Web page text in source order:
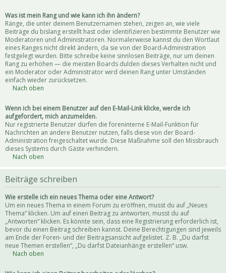
Was ist mein Rang und wie kann ich ihn ändern?
Ränge, die unter deinem Benutzernamen stehen, zeigen an, wie viele
Beiträge du bislang erstellt hast oder identifizieren bestimmte Benutzer wie
Moderatoren und Administratoren. Normalerweise kannst du den Wortlaut
eines Ranges nicht direkt ändern, da sie von der Board-Administration
festgelegt wurden. Bitte schreibe keine sinnlosen Beiträge, nur um deinen
Rang zu erhöhen — die meisten Boards dulden dieses Verhalten nicht und
ein Moderator oder Administrator wird deinen Rang unter Umständen
einfach wieder zurücksetzen.
Nach oben
Wenn ich bei einem Benutzer auf den E-Mail-Link klicke, werde ich
aufgefordert, mich anzumelden.
Nur registrierte Benutzer dürfen die foreninterne E-Mail-Funktion für
Nachrichten an andere Benutzer nutzen, falls diese von der Board-
Administration freigeschaltet wurde. Diese Maßnahme soll den Missbrauch
dieses Systems durch Gäste verhindern.
Nach oben
Beiträge schreiben
Wie erstelle ich ein neues Thema oder eine Antwort?
Um ein neues Thema in einem Forum zu eröffnen, musst du auf „Neues
Thema“ klicken. Um auf einen Beitrag zu antworten, musst du auf
„Antworten“ klicken. Es könnte sein, dass eine Registrierung erforderlich ist,
bevor du einen Beitrag schreiben kannst. Deine Berechtigungen sind jeweils
am Ende der Foren- und der Beitragsansicht aufgelistet. Z. B. „Du darfst
neue Themen erstellen“, „Du darfst Dateianhänge erstellen“ usw.
Nach oben